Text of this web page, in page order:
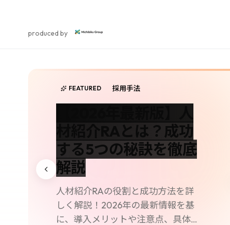
produced by
FEATURED 採用手法
材紹介RAとは？成功
する5つの秘訣を徹底
解説
人材紹介RAの役割と成功方法を詳
しく解説！2026年の最新情報を基
に、導入メリットや注意点、具体的
FEATURED 事例紹介
略におけるダイバーシ
ティの方法｜成功事例
から学ぶ5つのポイン
ト
【2026年版】採用戦略におけるダ
FEATURED 採用戦略
ーシティ採用の戦略比
較｜メリットとデメ
リットを徹底解説
【2026年版】ダイバーシティ採用
の戦略比較｜メリットとデメリット
を徹底解説。ダイバーシティ 採用戦
FEATURED 採用手法
約書テンプレート簡
易｜具体例と導入ガ
イド
【2026年版】雇用契約書テンプレ
ート簡易｜具体例と導入ガイド。雇
用契約書 テンプレート 簡易の基本
FEATURED 採用手法
約書テンプレート｜
厚生労働省準拠の作
成方法を徹底解説
【2026年版】雇用契約書テンプレ
ート｜厚生労働省準拠の作成方法を
徹底解説。雇用契約書 テンプレート
無料
返信率アップのノウハウや媒体比較など、すぐに使える資料